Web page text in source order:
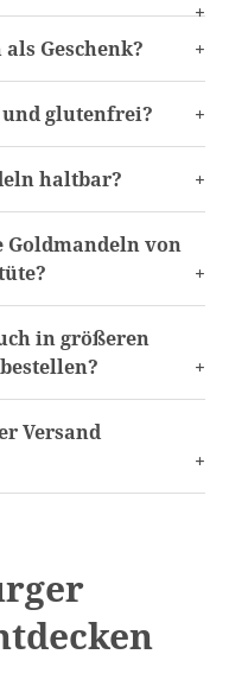
Geschenk?
glutenfrei?
haltbar?
Goldmandeln von
in größeren
Versand